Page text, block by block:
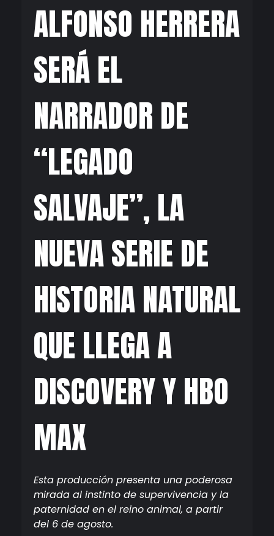
ALFONSO HERRERA
SERÁ EL
NARRADOR DE
“LEGADO
SALVAJE”, LA
NUEVA SERIE DE
HISTORIA NATURAL
QUE LLEGA A
DISCOVERY Y HBO
MAX
Esta producción presenta una poderosa
mirada al instinto de supervivencia y la
paternidad en el reino animal, a partir
del 6 de agosto.